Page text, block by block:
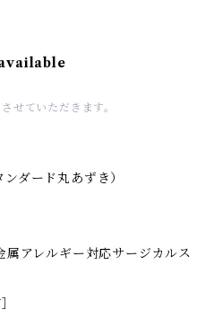
せていただきます。
ダード丸あずき）
アレルギー対応サージカルス